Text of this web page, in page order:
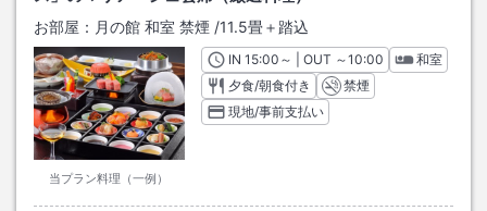
お部屋： 月の館 和室 禁煙 /11.5畳＋踏込
当プラン料理（一例）
INチェックイン
15:00 ～ | OUT チェックアウト
～10:00
和室
夕食/朝食付き
禁煙
現地/事前支払い